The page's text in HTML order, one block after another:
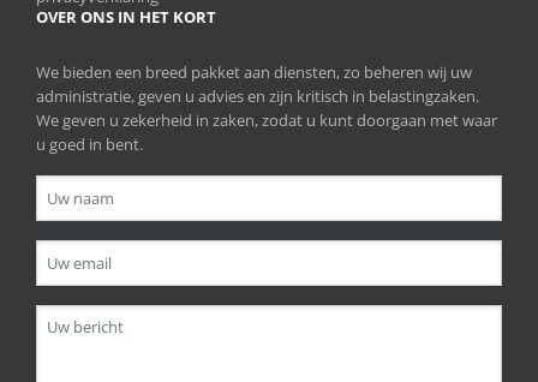
OVER ONS IN HET KORT
We bieden een breed pakket aan diensten, zo beheren wij uw
administratie, geven u advies en zijn kritisch in belastingzaken.
We geven u zekerheid in zaken, zodat u kunt doorgaan met waar
u goed in bent.